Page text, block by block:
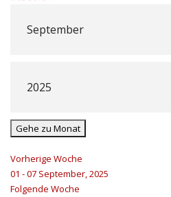
Gehe zu Monat
Vorherige Woche
01 - 07 September, 2025
Folgende Woche